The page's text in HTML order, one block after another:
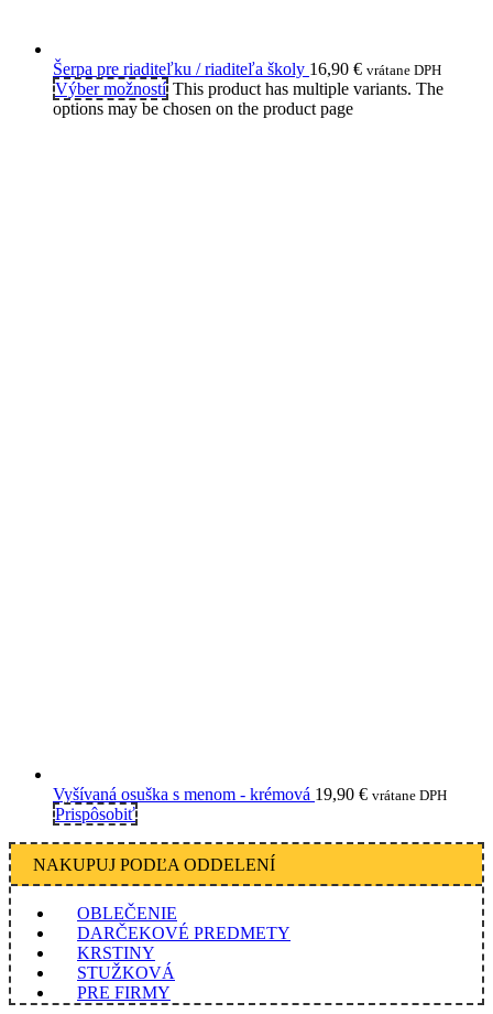
Šerpa pre riaditeľku / riaditeľa školy 16,90 € vrátane DPH
Výber možností This product has multiple variants. The
options may be chosen on the product page
Vyšívaná osuška s menom - krémová 19,90 € vrátane DPH
Prispôsobiť
NAKUPUJ PODĽA ODDELENÍ
OBLEČENIE
DARČEKOVÉ PREDMETY
KRSTINY
STUŽKOVÁ
PRE FIRMY